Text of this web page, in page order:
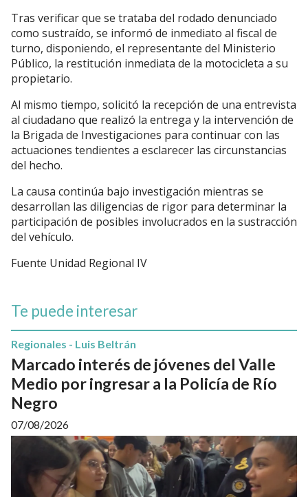
Tras verificar que se trataba del rodado denunciado
como sustraído, se informó de inmediato al fiscal de
turno, disponiendo, el representante del Ministerio
Público, la restitución inmediata de la motocicleta a su
propietario.
Al mismo tiempo, solicitó la recepción de una entrevista
al ciudadano que realizó la entrega y la intervención de
la Brigada de Investigaciones para continuar con las
actuaciones tendientes a esclarecer las circunstancias
del hecho.
La causa continúa bajo investigación mientras se
desarrollan las diligencias de rigor para determinar la
participación de posibles involucrados en la sustracción
del vehículo.
Fuente Unidad Regional IV
Te puede interesar
Marcado interés de jóvenes del Valle
Medio por ingresar a la Policía de Río
Negro
Regionales - Luis Beltrán
07/08/2026